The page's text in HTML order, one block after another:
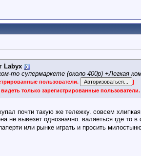
Labyx
то супермаркете (около 400р) +Легкая
пользователи.
]
только зарегистрированные пользователи.
почти такую же тележку. совсем
не вывезет однозначно. валяеться где то
или рынке играть и просить